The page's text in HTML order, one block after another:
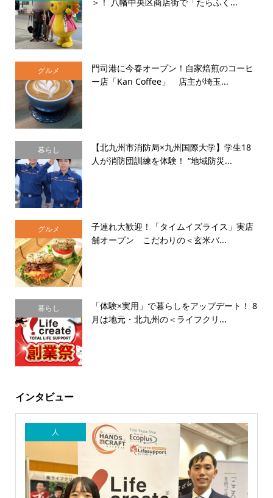
グルメ
門司港に今春オープン！自家焙煎のコーヒ
ー店「Kan Coffee」 店主が埼玉...
暮らし
【北九州市消防局×九州国際大学】学生18
人が消防団訓練を体験！ “地域防災...
グルメ
子連れ大歓迎！「タイムイズライス」実店
舗オープン こだわりの＜玄米バ...
暮らし
「体験×実用」で暮らしをアップデート！ 8
月は地元・北九州の＜ライフクリ...
インタビュー
人